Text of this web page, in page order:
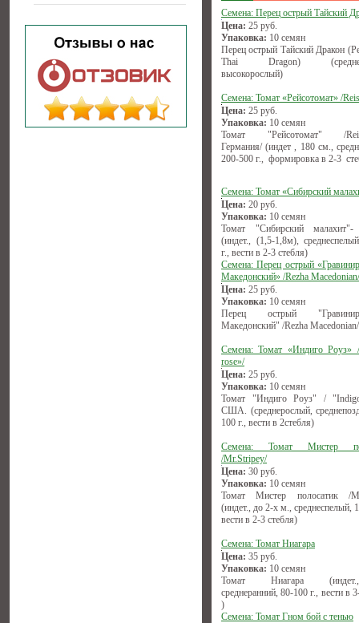
Семена: Перец острый Тайский
Цена: 25 руб.
Упаковка: 10 семян
Перец острый Тайский Дракон
Thai Dragon)
высокорослый)
Семена: Томат «Рейсотомат» /
Цена: 25 руб.
Упаковка: 10 семян
Томат "Рейсотомат" /
Германия/ (индет , 180 см.,
200-500 г., формировка в 2-3
Семена: Томат «Сибирский
Цена: 20 руб.
Упаковка: 10 семян
Томат "Сибирский
(индет., (1,5-1,8м),
г., вести в 2-3 стебля)
Семена: Перец острый
Македонский» /Rezha Macedonian/
Цена: 25 руб.
Упаковка: 10 семян
Перец острый
Македонский" /Rezha Macedonian/
Семена: Томат «Индиго Роуз»
rose»/
Цена: 25 руб.
Упаковка: 10 семян
Томат "Индиго Роуз" /
США. (среднерослый,
100 г., вести в 2стебля)
Семена: Томат Мистер
/Mr.Stripey/
Цена: 30 руб.
Упаковка: 10 семян
Томат Мистер полосатик /
(индет., до 2-х м., среднеспелый,
вести в 2-3 стебля)
Семена: Томат Ниагара
Цена: 35 руб.
Упаковка: 10 семян
Томат Ниагара
среднеранний, 80-100 г., вести в
)
Семена: Томат Гном бой с тенью